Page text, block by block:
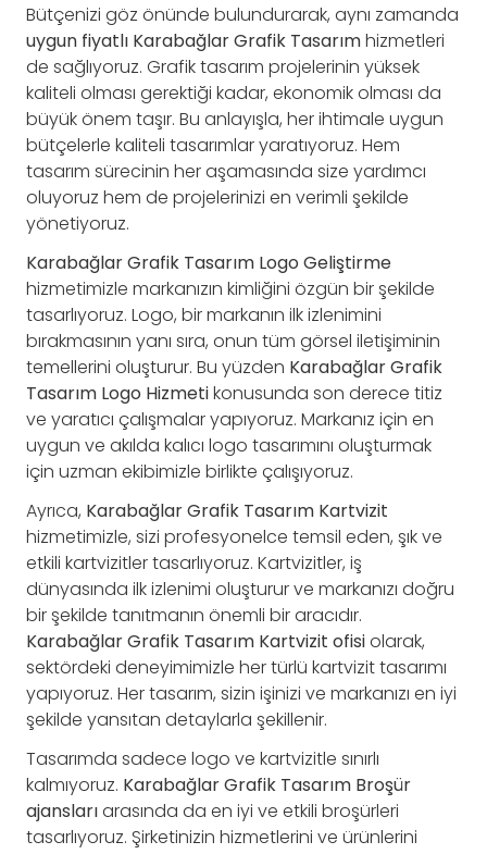
Bütçenizi göz önünde bulundurarak, aynı zamanda
uygun fiyatlı Karabağlar Grafik Tasarımhizmetleri
de sağlıyoruz. Grafik tasarım projelerinin yüksek
kaliteli olması gerektiği kadar, ekonomik olması da
büyük önem taşır. Bu anlayışla, her ihtimale uygun
bütçelerle kaliteli tasarımlar yaratıyoruz. Hem
tasarım sürecinin her aşamasında size yardımcı
oluyoruz hem de projelerinizi en verimli şekilde
yönetiyoruz.
Karabağlar Grafik Tasarım Logo Geliştirme
hizmetimizle markanızın kimliğini özgün bir şekilde
tasarlıyoruz. Logo, bir markanın ilk izlenimini
bırakmasının yanı sıra, onun tüm görsel iletişiminin
temellerini oluşturur. Bu yüzden Karabağlar Grafik
Tasarım Logo Hizmetikonusunda son derece titiz
ve yaratıcı çalışmalar yapıyoruz. Markanız için en
uygun ve akılda kalıcı logo tasarımını oluşturmak
için uzman ekibimizle birlikte çalışıyoruz.
Ayrıca, Karabağlar Grafik Tasarım Kartvizit
hizmetimizle, sizi profesyonelce temsil eden, şık ve
etkili kartvizitler tasarlıyoruz. Kartvizitler, iş
dünyasında ilk izlenimi oluşturur ve markanızı doğru
bir şekilde tanıtmanın önemli bir aracıdır.
Karabağlar Grafik Tasarım Kartvizit ofisiolarak,
sektördeki deneyimimizle her türlü kartvizit tasarımı
yapıyoruz. Her tasarım, sizin işinizi ve markanızı en iyi
şekilde yansıtan detaylarla şekillenir.
Tasarımda sadece logo ve kartvizitle sınırlı
kalmıyoruz. Karabağlar Grafik Tasarım Broşür
ajanslarıarasında da en iyi ve etkili broşürleri
tasarlıyoruz. Şirketinizin hizmetlerini ve ürünlerini